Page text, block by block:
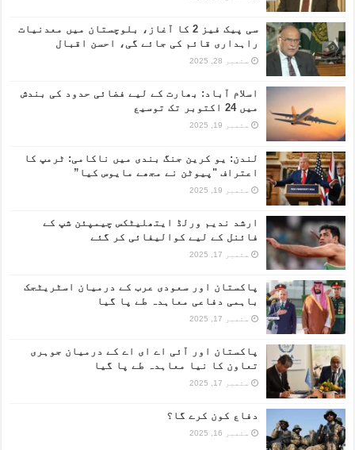
سی پیک فیز 2 کا آغاز، بلوچستان میں معدنیات
راہداری قائم کی جائے گی، احسن اقبال
ستمبر 28, 2025
اسلام آباد: بھارت کے لیے فضائی حدود کی بندش
میں 24 اکتوبر تک توسیع
ستمبر 19, 2025
لندن: یو کرین جنگ بندی میں ناکامی: ٹرمپ کا
اعتراف "پیوٹن نے مجھے مایوس کیا”
ستمبر 19, 2025
ارشد ندیم ورلڈ ایتھلیٹکس چیمپئن شپ کے
فائنل کے لیے کوالیفائی کر گئے
ستمبر 17, 2025
پاکستان اور سعودی عرب کے درمیان اسٹریٹجک
باہمی دفاعی معاہدہ طے پا گیا
ستمبر 17, 2025
پاکستان اور آئی اے ای اے کے درمیان جوہری
تعاون کا نیا معاہدہ طے پا گیا
ستمبر 17, 2025
دفاع کون کرے گا؟
ستمبر 16, 2025